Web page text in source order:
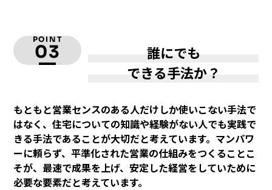
POINT
03
誰にでも
できる手法か？
もともと営業センスのある人だけしか使いこない手法で
はなく、住宅についての知識や経験がない人でも実践で
きる手法であることが大切だと考えています。マンパワ
ーに頼らず、平準化された営業の仕組みをつくることこ
そが、最速で成果を上げ、安定した経営をしていために
必要な要素だと考えています。